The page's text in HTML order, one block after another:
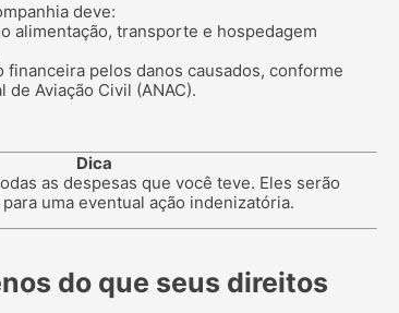
deve:
alimentação, transporte e hospedagem
financeira pelos danos causados, conforme
de Aviação Civil (ANAC).
Dica
as despesas que você teve. Eles serão
uma eventual ação indenizatória.
do que seus direitos